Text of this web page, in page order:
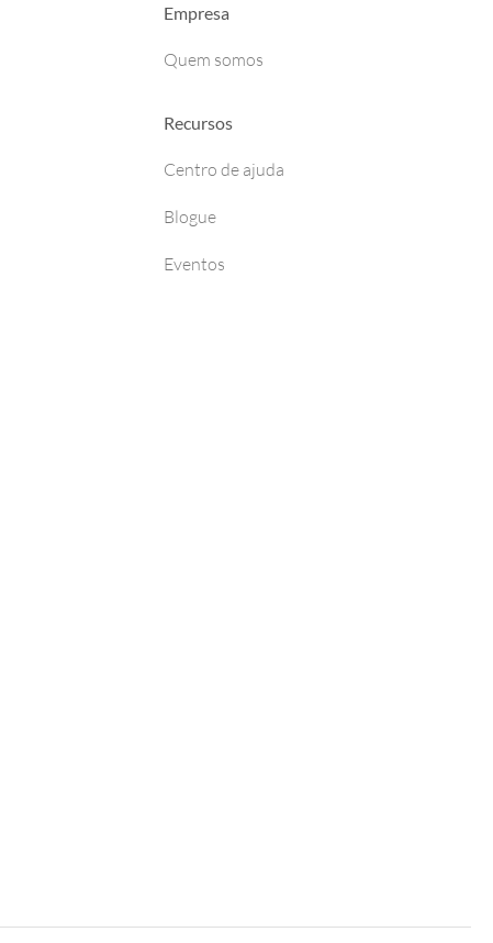
Empresa
Quem somos
Recursos
Centro de ajuda
Blogue
Eventos